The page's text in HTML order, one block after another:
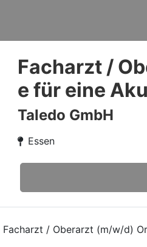
Facharzt /
e für eine
Taledo GmbH
Essen
Facharzt / Oberarzt (m/w/d)